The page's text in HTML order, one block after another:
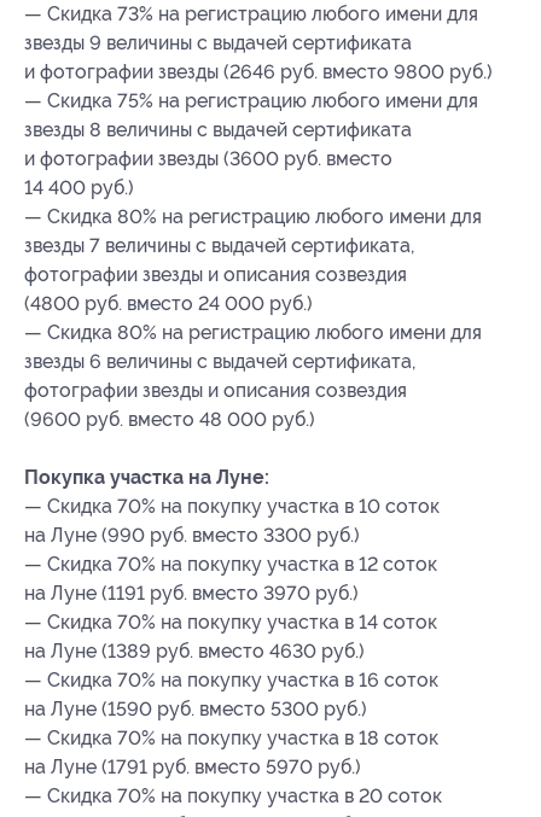
— Скидка 73% на регистрацию любого имени для
звезды 9 величины с выдачей сертификата
и фотографии звезды (2646 руб. вместо 9800 руб.)
— Скидка 75% на регистрацию любого имени для
звезды 8 величины с выдачей сертификата
и фотографии звезды (3600 руб. вместо
14 400 руб.)
— Скидка 80% на регистрацию любого имени для
звезды 7 величины с выдачей сертификата,
фотографии звезды и описания созвездия
(4800 руб. вместо 24 000 руб.)
— Скидка 80% на регистрацию любого имени для
звезды 6 величины с выдачей сертификата,
фотографии звезды и описания созвездия
(9600 руб. вместо 48 000 руб.)
Покупка участка на Луне:
— Скидка 70% на покупку участка в 10 соток
на Луне (990 руб. вместо 3300 руб.)
— Скидка 70% на покупку участка в 12 соток
на Луне (1191 руб. вместо 3970 руб.)
— Скидка 70% на покупку участка в 14 соток
на Луне (1389 руб. вместо 4630 руб.)
— Скидка 70% на покупку участка в 16 соток
на Луне (1590 руб. вместо 5300 руб.)
— Скидка 70% на покупку участка в 18 соток
на Луне (1791 руб. вместо 5970 руб.)
— Скидка 70% на покупку участка в 20 соток